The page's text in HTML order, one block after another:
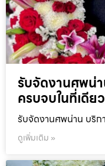
รับจัดงานศพน่
ครบจบในที่เดีย
รับจัดงานศพน่าน บริ
ดูเพิ่มเติม »